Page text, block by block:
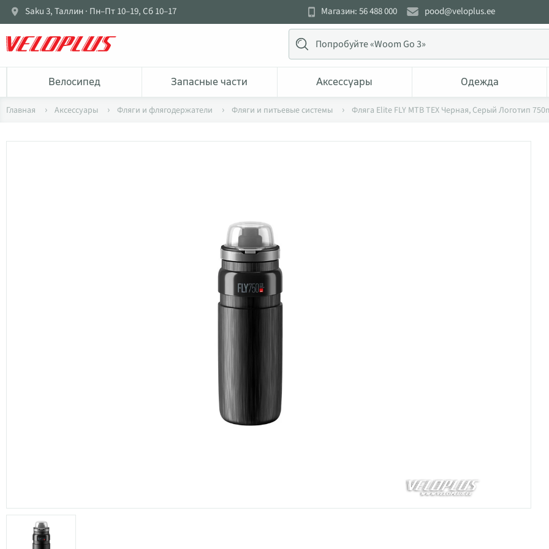
Saku 3, Таллин · Пн–Пт 10–19, Сб 10–17 Магазин: 56 488 000 pood@veloplus.ee
Bелосипед Запасные части Аксессуары Одежда
Главная Аксессуары Фляги и флягодержатели Фляги и питьевые системы Фляга Elite FLY MTB TEX Черная, Серый Логотип